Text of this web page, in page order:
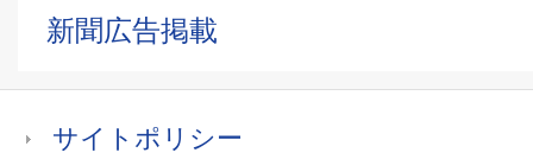
新聞広告掲載
サイトポリシー